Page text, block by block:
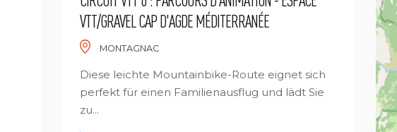
VTT/GRAVEL CAP D'AGDE MÉDITERRANÉE
MONTAGNAC
Diese leichte Mountainbike-Route eignet sich
perfekt für einen Familienausflug und lädt Sie
zu...